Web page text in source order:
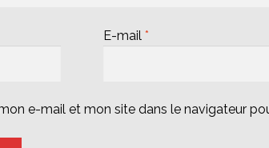
E-mail *
e-mail et mon site dans le navigateur